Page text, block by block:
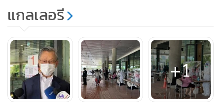
ความปลอดภัยมากที่สุดเท่าที่จะทำได้ เนื่องจากมีการประชุมอยู่
ตลอด โดยเฉพาะวันที่ 18-20 สิงหาคม ที่จะมีการพิจารณางบ
ประมาณ วาระ 2 และ 3 ส่วนจะมีการจัดตรวจเชิงรุกอีกรอบหรือ
ไม่นั้นจะต้องพิจารณาตามสถานการณ์วันต่อวัน เนื่องจาก
เป็นการรวมตัวของคนจำนวนมาก เจ้าหน้าที่บางส่วนก็ไม่
สามารถทำงานที่บ้านได้แบบ 100% ยังมีกรรมาธิการบางคณะที่
ยังต้องประชุมจึงจำเป็นจะต้องมีเจ้าหน้าที่มาร่วมประชุมด้วย แต่
แกลเลอรี
+1